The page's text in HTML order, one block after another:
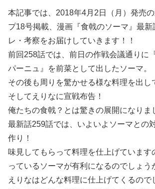
本記事では、2018年4月2日（月）発売
プ18号掲載、漫画『食戟のソーマ』最
レ・考察をお届けしていきます！！
前回258話では、前日の作戦会議通りに
パーニュ』を前菜として出したソーマ。
その後も周りを驚かせる様な料理を出し
そしてえりなに宣戦布告！
俺たちの食戟？とは驚きの展開になりま
最新話259話では、いよいよソーマとの
作り！
味見してもらって料理を仕上げています
っているソーマが有利になるのでしょう
えりなはどんな料理に仕上げてくるので